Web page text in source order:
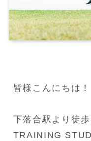
皆様こんにちは！
下落合駅より徒
TRAINING